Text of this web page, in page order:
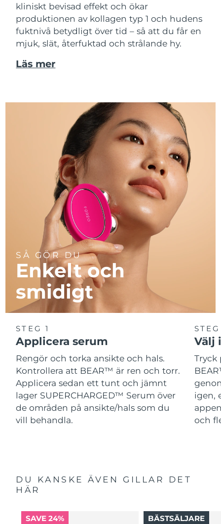
kliniskt bevisad effekt och ökar
produktionen av kollagen typ 1 och hudens
fuktnivå betydligt över tid – så att du får en
mjuk, slät, återfuktad och strålande hy.
Läs mer
SÅ GÖR DU
Enkelt och
smidigt
STEG 1
Applicera serum
Rengör och torka ansikte och hals.
Kontrollera att BEAR™ är ren och torr.
Applicera sedan ett tunt och jämnt
lager SUPERCHARGED™ Serum över
de områden på ansikte/hals som du
vill behandla.
Välj
Tryck
igen,
och
DU KANSKE ÄVEN GILLAR DET
HÄR
SAVE 24% BÄSTSÄLJARE